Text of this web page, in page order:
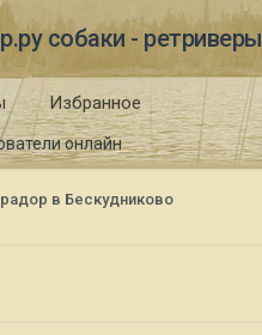
собаки - ретриверы
онлайн
Избранное
в Бескудниково